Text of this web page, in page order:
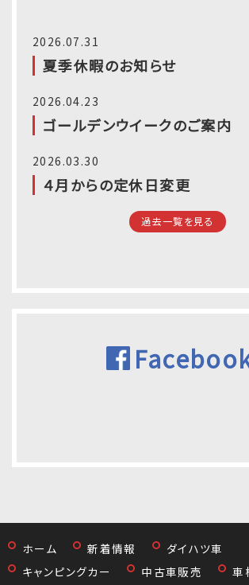
2026.07.31
夏季休暇のお知らせ
2026.04.23
ゴールデンウイークのご案内
2026.03.30
４月からの定休日変更
過去一覧を見る
ホーム 新着情報
ダイハツ車
キャンピングカー
中古車販売
車